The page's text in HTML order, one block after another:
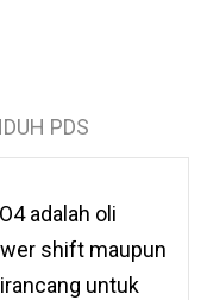
PDS
adalah oli
shift maupun
untuk